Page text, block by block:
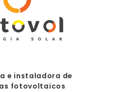
e instaladora de
fotovoltaicos